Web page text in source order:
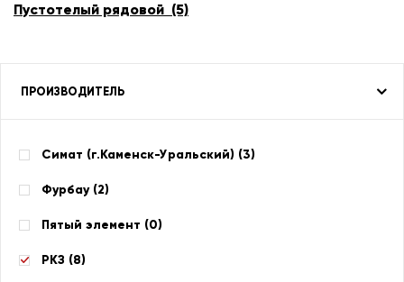
Пустотелый рядовой (5)
ПРОИЗВОДИТЕЛЬ
Симат (г.Каменск-Уральский) (3)
Фурбау (2)
Пятый элемент (0)
РКЗ (8)